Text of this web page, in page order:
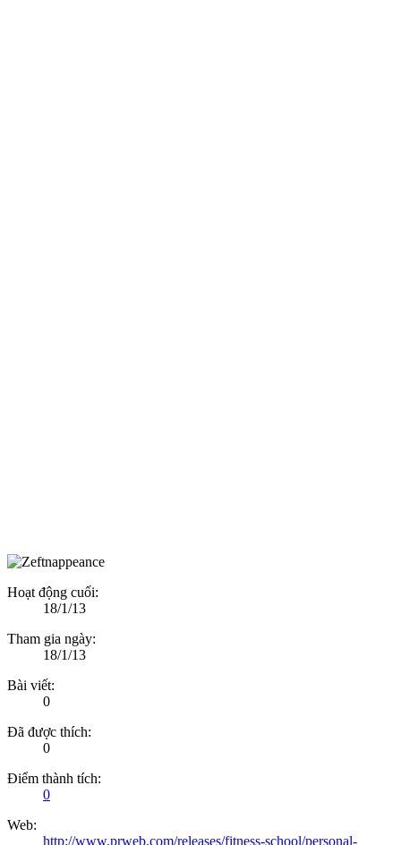
Hoạt động cuối:
18/1/13
Tham gia ngày:
18/1/13
Bài viết:
0
Đã được thích:
0
Điểm thành tích:
0
Web:
http://www.prweb.com/releases/fitness-school/personal-